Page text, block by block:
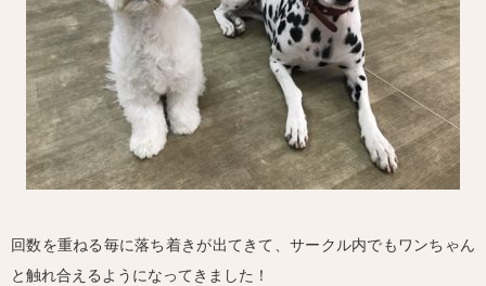
回数を重ねる毎に落ち着きが出てきて、サークル内でもワンちゃん
と触れ合えるようになってきました！